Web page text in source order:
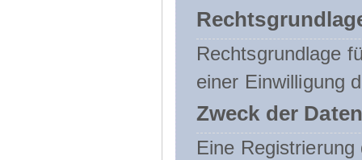
Rechtsgrundlage
einer Einwilligung
Zweck der
Eine